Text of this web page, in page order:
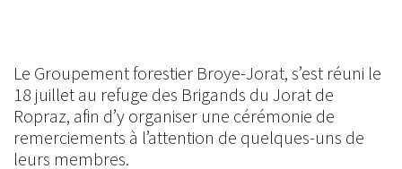
Le Groupement forestier Broye-Jorat, s’est réuni le
18 juillet au refuge des Brigands du Jorat de
Ropraz, afin d’y organiser une cérémonie de
remerciements à l’attention de quelques-uns de
leurs membres.